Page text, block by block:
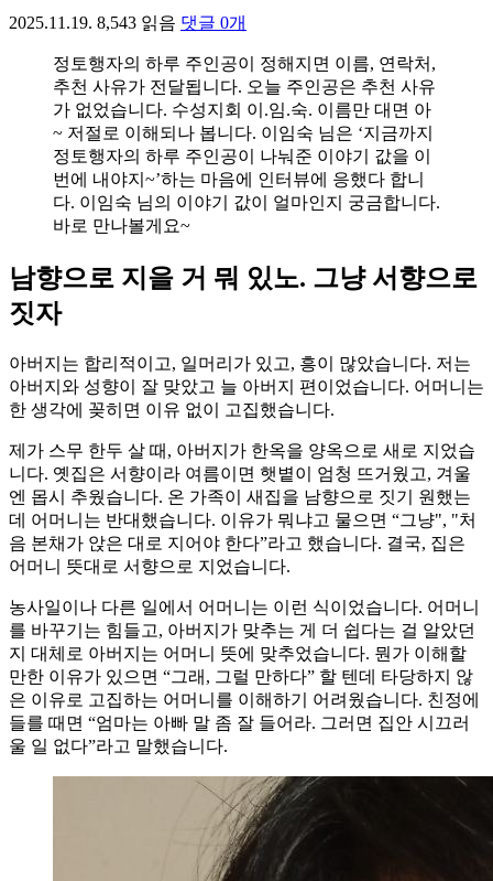
2025.11.19. 8,543 읽음 댓글 0개
정토행자의 하루 주인공이 정해지면 이름, 연락처,
추천 사유가 전달됩니다. 오늘 주인공은 추천 사유
가 없었습니다. 수성지회 이.임.숙. 이름만 대면 아
~ 저절로 이해되나 봅니다. 이임숙 님은 ‘지금까지
정토행자의 하루 주인공이 나눠준 이야기 값을 이
번에 내야지~’하는 마음에 인터뷰에 응했다 합니
다. 이임숙 님의 이야기 값이 얼마인지 궁금합니다.
바로 만나볼게요~
남향으로 지을 거 뭐 있노. 그냥 서향으로
짓자
아버지는 합리적이고, 일머리가 있고, 흥이 많았습니다. 저는
아버지와 성향이 잘 맞았고 늘 아버지 편이었습니다. 어머니는
한 생각에 꽂히면 이유 없이 고집했습니다.
제가 스무 한두 살 때, 아버지가 한옥을 양옥으로 새로 지었습
니다. 옛집은 서향이라 여름이면 햇볕이 엄청 뜨거웠고, 겨울
엔 몹시 추웠습니다. 온 가족이 새집을 남향으로 짓기 원했는
데 어머니는 반대했습니다. 이유가 뭐냐고 물으면 “그냥", "처
음 본채가 앉은 대로 지어야 한다”라고 했습니다. 결국, 집은
어머니 뜻대로 서향으로 지었습니다.
농사일이나 다른 일에서 어머니는 이런 식이었습니다. 어머니
를 바꾸기는 힘들고, 아버지가 맞추는 게 더 쉽다는 걸 알았던
지 대체로 아버지는 어머니 뜻에 맞추었습니다. 뭔가 이해할
만한 이유가 있으면 “그래, 그럴 만하다” 할 텐데 타당하지 않
은 이유로 고집하는 어머니를 이해하기 어려웠습니다. 친정에
들를 때면 “엄마는 아빠 말 좀 잘 들어라. 그러면 집안 시끄러
울 일 없다”라고 말했습니다.